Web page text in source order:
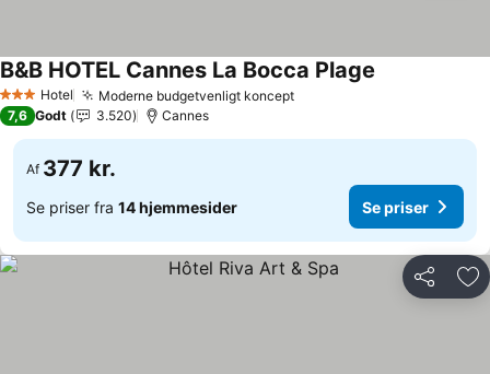
3 StjernerHotel Moderne budgetvenligt koncept
B&B HOTEL Cannes La Bocca Plage
7,6 Godt 3.520 Cannes
Af 377 kr.
Se priser fra 14 hjemmesider Se priser
Del